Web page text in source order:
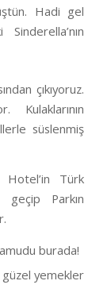
Hadi gel
çıkıyoruz.
Kulaklarının
süslenmiş
Türk
geçip Parkın
burada!
yemekler